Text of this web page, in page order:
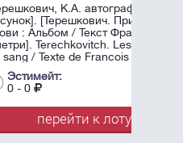
и
Принцы
Франсуа
Les princes
Francois Pietri. - ...
к лоту